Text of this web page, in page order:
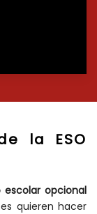
la ESO
escolar opcional
quieren hacer